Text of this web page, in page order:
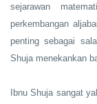
sejarawan
perkembangan
penting sebagai
Shuja menekankan
Ibnu Shuja sangat